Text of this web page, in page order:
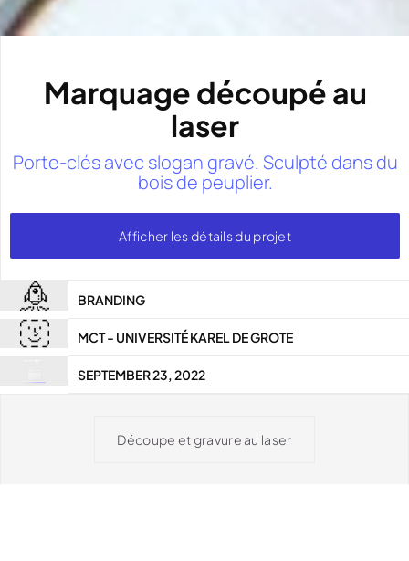
Marquage découpé au
laser
Porte-clés avec slogan gravé. Sculpté dans du
bois de peuplier.
Afficher les détails du projet
BRANDING
MCT - UNIVERSITÉ KAREL DE GROTE
SEPTEMBER 23, 2022
Découpe et gravure au laser